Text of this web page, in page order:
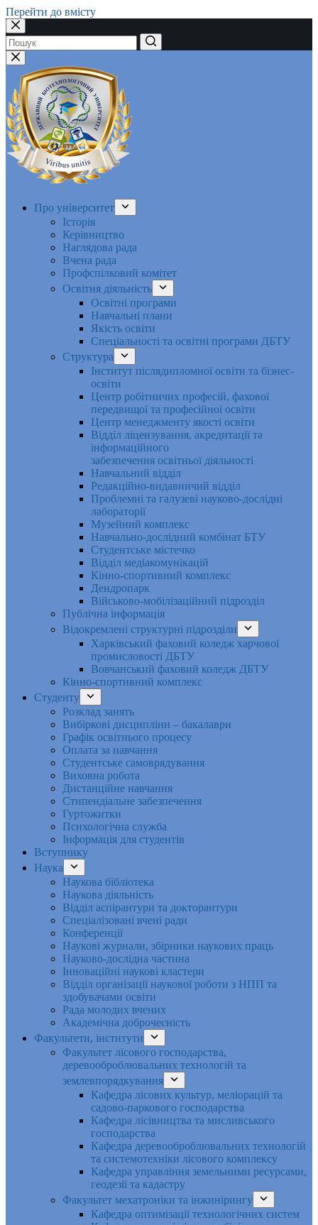
Перейти до вмісту
Немає
результатів
Про університет
Історія
Керівництво
Наглядова рада
Вчена рада
Профспілковий комітет
Освітня діяльність
Освітні програми
Навчальні плани
Якість освіти
Спеціальності та освітні програми ДБТУ
Структура
Інститут післядипломної освіти та бізнес-
освіти
Центр робітничих професій, фахової
передвищої та професійної освіти
Центр менеджменту якості освіти
Відділ ліцензування, акредитації та
інформаційного
забезпечення освітньої діяльності
Навчальний відділ
Редакційно-видавничий відділ
Проблемні та галузеві науково-дослідні
лабораторії
Музейний комплекс
Навчально-дослідний комбінат БТУ
Студентське містечко
Відділ медіакомунікацій
Кінно-спортивний комплекс
Дендропарк
Військово-мобілізаційний підрозділ
Публічна інформація
Відокремлені структурні підрозділи
Харківський фаховий коледж харчової
промисловості ДБТУ
Вовчанський фаховий коледж ДБТУ
Кінно-спортивний комплекс
Студенту
Розклад занять
Вибіркові дисципліни – бакалаври
Графік освітнього процесу
Оплата за навчання
Студентське самоврядування
Виховна робота
Дистанційне навчання
Стипендіальне забезпечення
Гуртожитки
Психологічна служба
Інформація для студентів
Вступнику
Наука
Наукова бібліотека
Наукова діяльність
Відділ аспірантури та докторантури
Спеціалізовані вчені ради
Конференції
Наукові журнали, збірники наукових праць
Науково-дослідна частина
Інноваційні наукові кластери
Відділ організації наукової роботи з НПП та
здобувачами освіти
Рада молодих вчених
Академічна доброчесність
Факультети, інститути
Факультет лісового господарства,
деревооброблювальних технологій та
землевпорядкування
Кафедра лісових культур, меліорацій та
садово-паркового господарства
Кафедра лісівництва та мисливського
господарства
Кафедра деревооброблювальних технологій
та системотехніки лісового комплексу
Кафедра управління земельними ресурсами,
геодезії та кадастру
Факультет мехатроніки та інжинірингу
Кафедра оптимізації технологічних систем